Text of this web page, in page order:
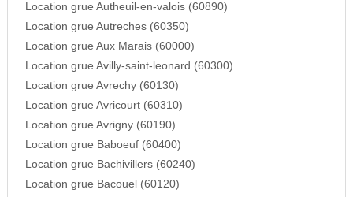
Location grue Autheuil-en-valois (60890)
Location grue Autreches (60350)
Location grue Aux Marais (60000)
Location grue Avilly-saint-leonard (60300)
Location grue Avrechy (60130)
Location grue Avricourt (60310)
Location grue Avrigny (60190)
Location grue Baboeuf (60400)
Location grue Bachivillers (60240)
Location grue Bacouel (60120)